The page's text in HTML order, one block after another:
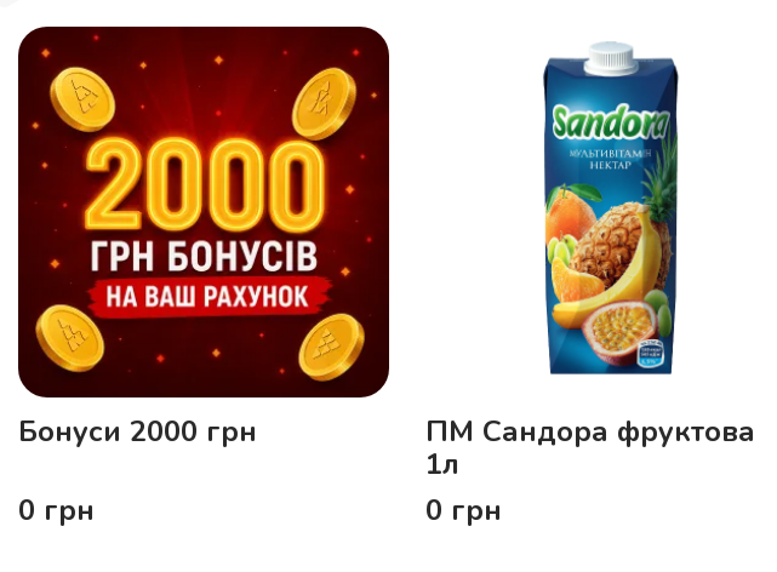
Бонуси 2000 грн
0 грн
ПМ Сандора фруктова
1л
0 грн